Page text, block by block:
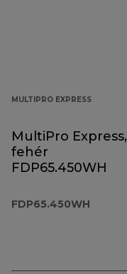
MULTIPRO EXPRESS
MultiPro Express,
fehér
FDP65.450WH
FDP65.450WH